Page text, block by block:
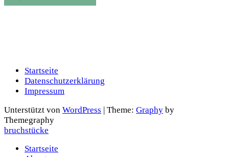
Startseite
Datenschutzerklärung
Impressum
Unterstützt von WordPress | Theme: Graphy by
Themegraphy
bruchstücke
Startseite